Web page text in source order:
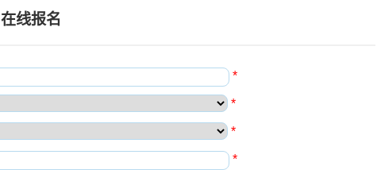
在线报名
*
*
*
*